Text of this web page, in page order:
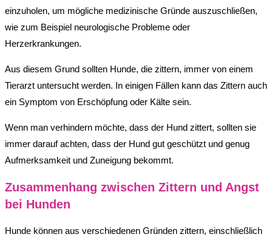
einzuholen, um mögliche medizinische Gründe auszuschließen,
wie zum Beispiel neurologische Probleme oder
Herzerkrankungen.
Aus diesem Grund sollten Hunde, die zittern, immer von einem
Tierarzt untersucht werden. In einigen Fällen kann das Zittern auch
ein Symptom von Erschöpfung oder Kälte sein.
Wenn man verhindern möchte, dass der Hund zittert, sollten sie
immer darauf achten, dass der Hund gut geschützt und genug
Aufmerksamkeit und Zuneigung bekommt.
Zusammenhang zwischen Zittern und Angst
bei Hunden
Hunde können aus verschiedenen Gründen zittern, einschließlich